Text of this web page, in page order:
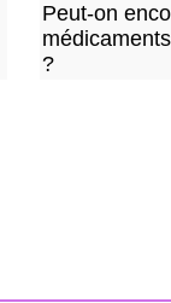
Peut-on
?